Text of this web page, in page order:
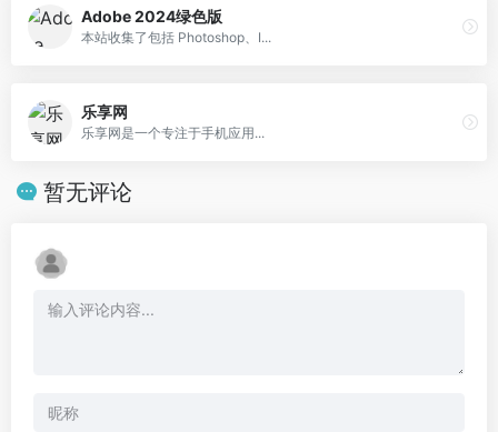
Adobe 2024绿色版
本站收集了包括 Photoshop、I...
乐享网
乐享网是一个专注于手机应用...
暂无评论